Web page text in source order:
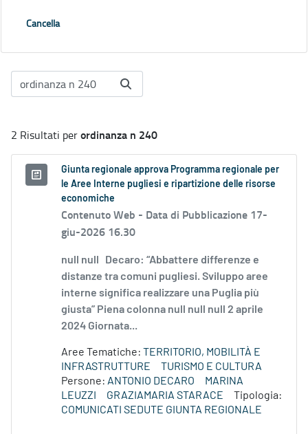
Cancella
2 Risultati perordinanza n 240
Giunta regionale approva Programma regionale per
le Aree Interne pugliesi e ripartizione delle risorse
economiche
Contenuto Web - Data di Pubblicazione 17-
giu-2026 16.30
null null Decaro: “Abbattere differenze e
distanze tra comuni pugliesi. Sviluppo aree
interne significa realizzare una Puglia più
giusta” Piena colonna null null null 2 aprile
2024 Giornata...
Aree Tematiche: TERRITORIO, MOBILITÀ E
INFRASTRUTTURE
TURISMO E CULTURA
Persone: ANTONIO DECARO
MARINA
LEUZZI
GRAZIAMARIA STARACE
Tipologia:
COMUNICATI SEDUTE GIUNTA REGIONALE